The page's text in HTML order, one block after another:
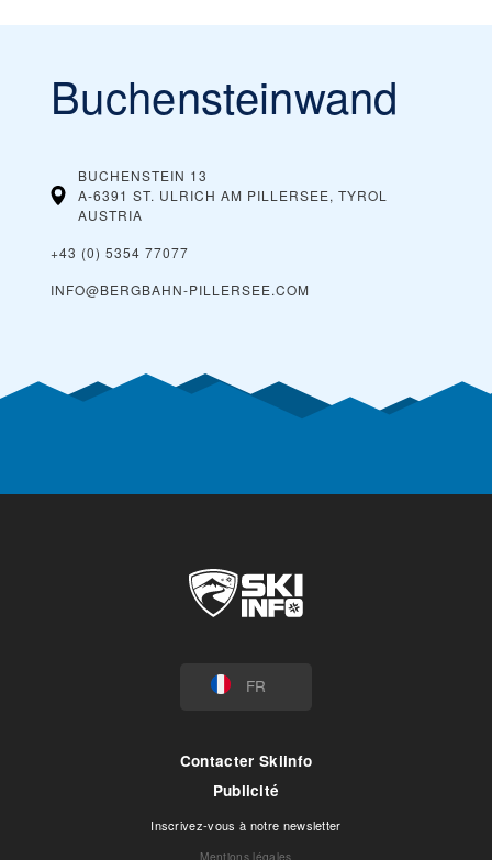
Buchensteinwand
BUCHENSTEIN 13
A-6391 ST. ULRICH AM PILLERSEE, TYROL
AUSTRIA
+43 (0) 5354 77077
INFO@BERGBAHN-PILLERSEE.COM
FR
Contacter Skiinfo
Publicité
Inscrivez-vous à notre newsletter
Mentions légales